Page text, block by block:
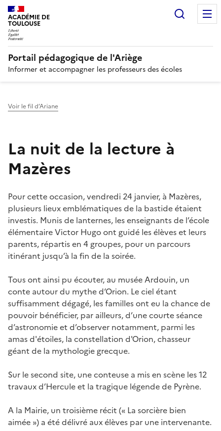
ACADÉMIE DE
TOULOUSE
Portail pédagogique de l'Ariège
Informer et accompagner les professeurs des écoles
Voir le fil d’Ariane
La nuit de la lecture à
Mazères
Pour cette occasion, vendredi 24 janvier, à Mazères,
plusieurs lieux emblématiques de la bastide étaient
investis. Munis de lanternes, les enseignants de l’école
élémentaire Victor Hugo ont guidé les élèves et leurs
parents, répartis en 4 groupes, pour un parcours
itinérant jusqu’à la fin de la soirée.
Tous ont ainsi pu écouter, au musée Ardouin, un
conte autour du mythe d’Orion. Le ciel étant
suffisamment dégagé, les familles ont eu la chance de
pouvoir bénéficier, par ailleurs, d’une courte séance
d’astronomie et d’observer notamment, parmi les
amas d'étoiles, la constellation d'Orion, chasseur
géant de la mythologie grecque.
Sur le second site, une conteuse a mis en scène les 12
travaux d’Hercule et la tragique légende de Pyrène.
A la Mairie, un troisième récit (« La sorcière bien
aimée ») a été délivré aux élèves par une intervenante.